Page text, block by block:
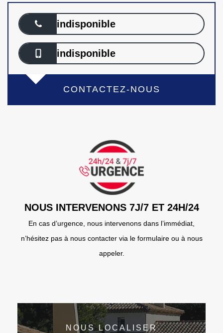
indisponible
indisponible
CONTACTEZ-NOUS
NOUS INTERVENONS 7J/7 ET 24H/24
En cas d’urgence, nous intervenons dans l’immédiat,
n’hésitez pas à nous contacter via le formulaire ou à nous
appeler.
NOUS LOCALISER